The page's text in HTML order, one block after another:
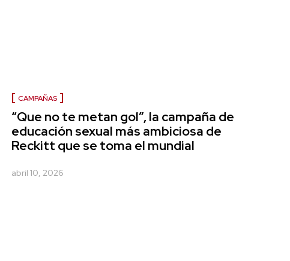
CAMPAÑAS
“Que no te metan gol”, la campaña de
educación sexual más ambiciosa de
Reckitt que se toma el mundial
abril 10, 2026